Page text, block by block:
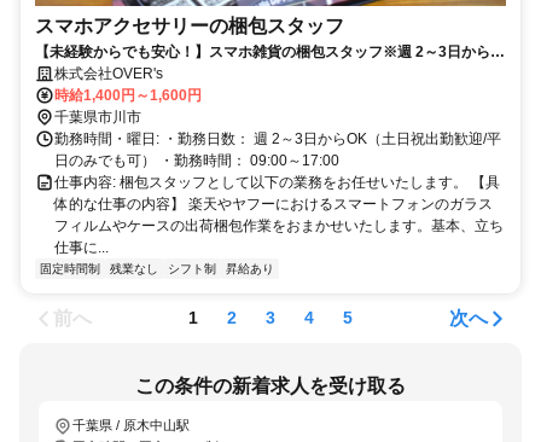
スマホアクセサリーの梱包スタッフ
【未経験からでも安心！】スマホ雑貨の梱包スタッフ※週 2～3日から
OK／服装自由
株式会社OVER's
時給1,400円～1,600円
千葉県市川市
勤務時間・曜日: ・勤務日数： 週 2～3日からOK（土日祝出勤歓迎/平
日のみでも可） ・勤務時間： 09:00～17:00
仕事内容: 梱包スタッフとして以下の業務をお任せいたします。 【具
体的な仕事の内容】 楽天やヤフーにおけるスマートフォンのガラス
フィルムやケースの出荷梱包作業をおまかせいたします。基本、立ち
仕事に...
固定時間制 残業なし シフト制 昇給あり
前へ 1 2 3 4 5 次へ
この条件の新着求人を受け取る
千葉県 / 原木中山駅